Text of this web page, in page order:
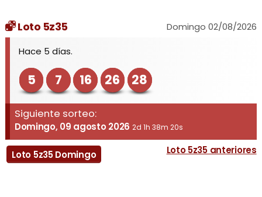
Loto 5z35
Domingo 02/08/2026
Hace 5 días.
5 7 16 26 28
Siguiente sorteo:
Domingo, 09 agosto 2026 2d 1h 38m 20s
Loto 5z35 Domingo Loto 5z35 anteriores